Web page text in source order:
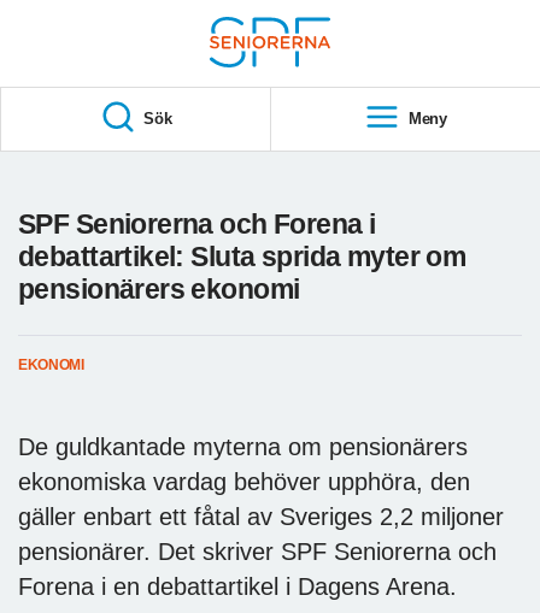
S
A
Sök Meny
SPF Seniorerna och Forena i
debattartikel: Sluta sprida myter om
pensionärers ekonomi
EKONOMI
De guldkantade myterna om pensionärers
ekonomiska vardag behöver upphöra, den
gäller enbart ett fåtal av Sveriges 2,2 miljoner
pensionärer. Det skriver SPF Seniorerna och
Forena i en debattartikel i Dagens Arena.